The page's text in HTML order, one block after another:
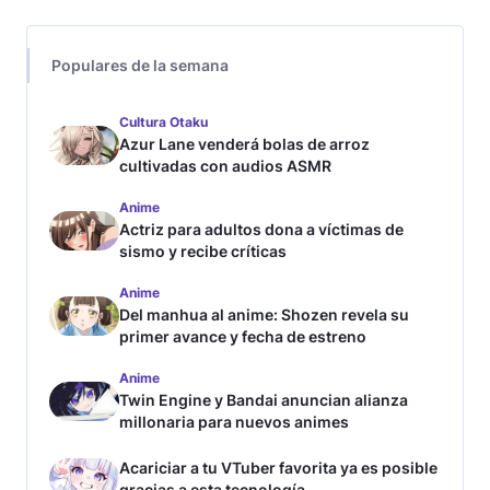
Populares de la semana
Cultura Otaku
Azur Lane venderá bolas de arroz
cultivadas con audios ASMR
Anime
Actriz para adultos dona a víctimas de
sismo y recibe críticas
Anime
Del manhua al anime: Shozen revela su
primer avance y fecha de estreno
Anime
Twin Engine y Bandai anuncian alianza
millonaria para nuevos animes
Acariciar a tu VTuber favorita ya es posible